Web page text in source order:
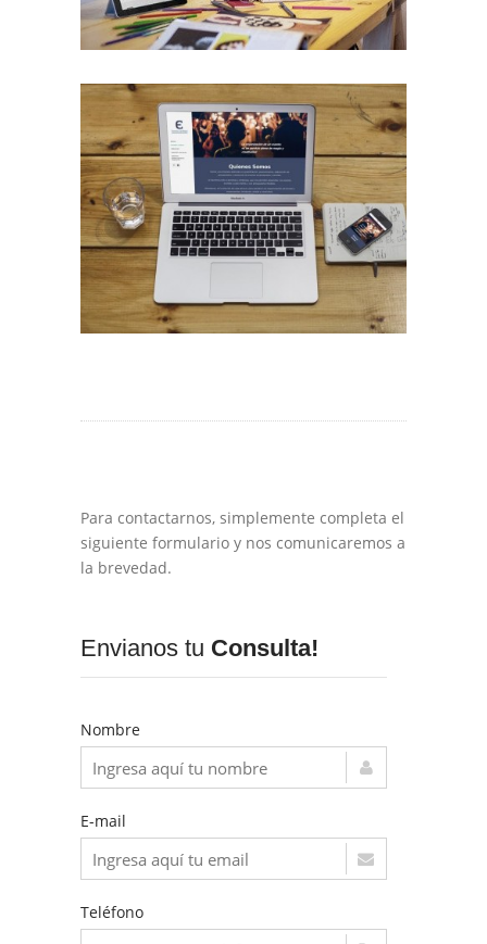
Diseño Web para Empresa de Eventos
Trabajos Web
Para contactarnos, simplemente completa el
siguiente formulario y nos comunicaremos a
la brevedad.
Envianos tu Consulta!
Nombre
E-mail
Teléfono